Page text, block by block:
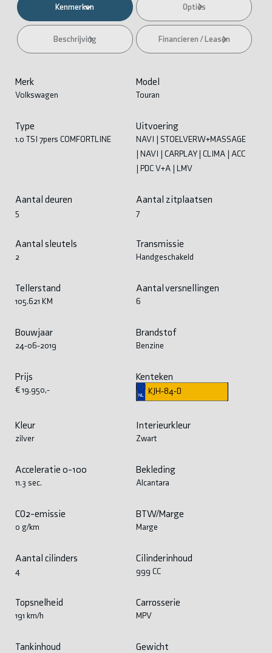
Kenmerken Opties
Beschrijving Financieren / Leasen
Merk
Volkswagen
Model
Touran
Type
1.0 TSI 7pers COMFORTLINE
Uitvoering
NAVI | STOELVERW+MASSAGE
| NAVI | CARPLAY | CLIMA | ACC
| PDC V+A | LMV
Aantal deuren
5
Aantal zitplaatsen
7
Aantal sleutels
2
Transmissie
Handgeschakeld
Tellerstand
105.621 KM
Aantal versnellingen
6
Bouwjaar
24-06-2019
Brandstof
Benzine
Prijs
€ 19.950,-
Kenteken
KJH-84-D
Kleur
zilver
Interieurkleur
Zwart
Acceleratie 0-100
11.3 sec.
Bekleding
Alcantara
CO2-emissie
0 g/km
BTW/Marge
Marge
Aantal cilinders
4
Cilinderinhoud
999 CC
Topsnelheid
191 km/h
Carrosserie
MPV
Tankinhoud Gewicht